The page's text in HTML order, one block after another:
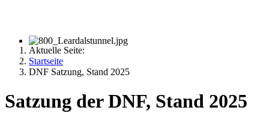
Aktuelle Seite:
Startseite
DNF Satzung, Stand 2025
Satzung der DNF, Stand 2025